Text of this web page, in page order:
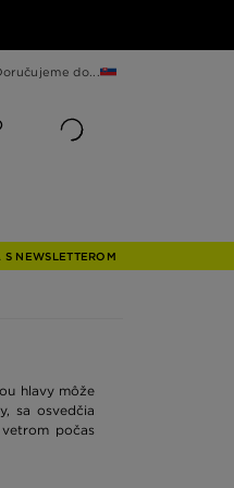
do...
S NEWSLETTEROM
hlavy môže
sa osvedčia
počas